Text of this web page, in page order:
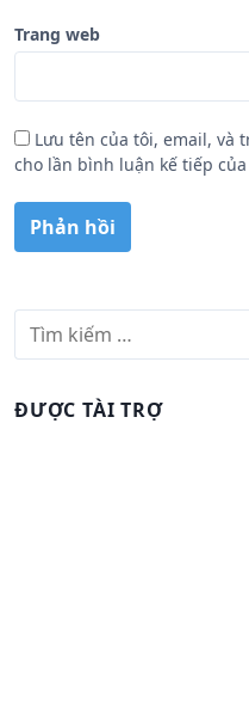
Trang web
Lưu tên của tôi, email, và
cho lần bình luận kế tiếp
iĐƯỢC TÀI TRỢ